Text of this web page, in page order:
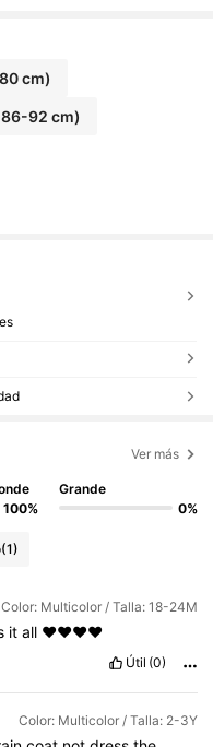
cm)
92 cm)
Ver más
100%
Grande
0%
(1)
Color: Multicolor / Talla: 18-24M
itall ❤️❤️❤️❤️
Útil (0)
Color: Multicolor / Talla: 2-3Y